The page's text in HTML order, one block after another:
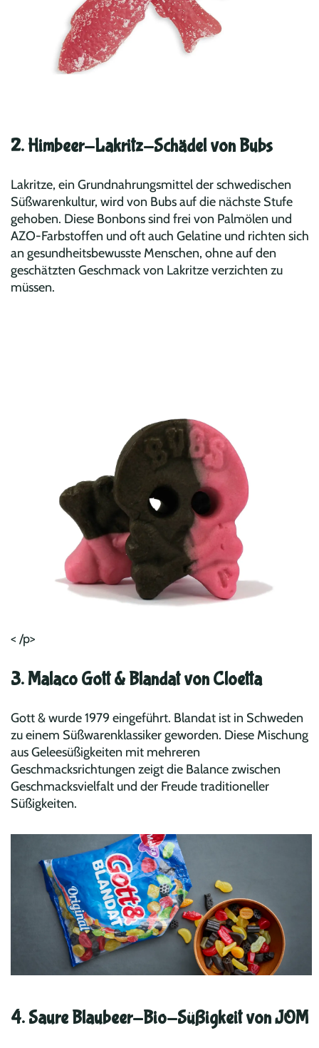
2. Himbeer-Lakritz-Schädel von Bubs
Lakritze, ein Grundnahrungsmittel der schwedischen
Süßwarenkultur, wird von Bubs auf die nächste Stufe
gehoben. Diese Bonbons sind frei von Palmölen und
AZO-Farbstoffen und oft auch Gelatine und richten sich
an gesundheitsbewusste Menschen, ohne auf den
geschätzten Geschmack von Lakritze verzichten zu
müssen.
< /p>
3. Malaco Gott & Blandat von Cloetta
Gott & wurde 1979 eingeführt. Blandat ist in Schweden
zu einem Süßwarenklassiker geworden. Diese Mischung
aus Geleesüßigkeiten mit mehreren
Geschmacksrichtungen zeigt die Balance zwischen
Geschmacksvielfalt und der Freude traditioneller
Süßigkeiten.
4. Saure Blaubeer-Bio-Süßigkeit von JOM